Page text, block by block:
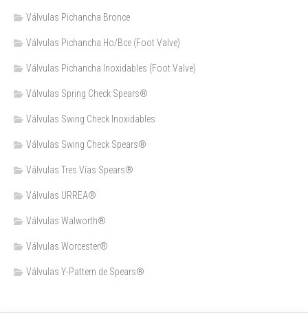
Válvulas Pichancha Bronce
Válvulas Pichancha Ho/Bce (Foot Valve)
Válvulas Pichancha Inoxidables (Foot Valve)
Válvulas Spring Check Spears®
Válvulas Swing Check Inoxidables
Válvulas Swing Check Spears®
Válvulas Tres Vías Spears®
Válvulas URREA®
Válvulas Walworth®
Válvulas Worcester®
Válvulas Y-Pattern de Spears®️